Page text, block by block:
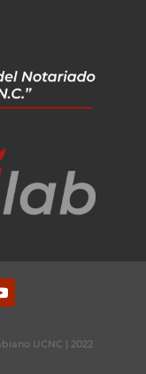
UCNC | 2022